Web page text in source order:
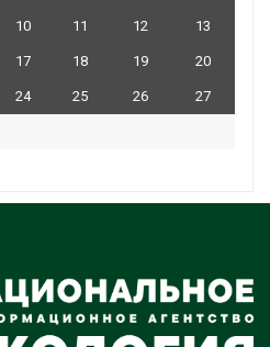
10 11 12 13
17 18 19 20
24 25 26 27